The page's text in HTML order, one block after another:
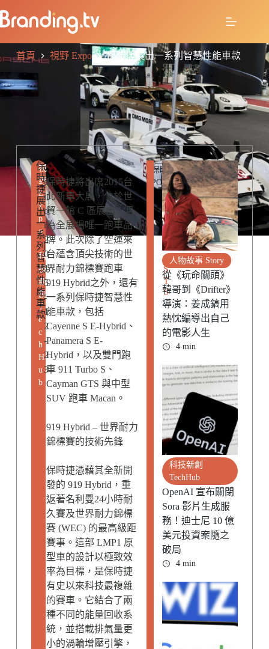
首頁 視野 Expo 保時捷展出一系列智慧性能車款
視
野
E
x
p
o
,
科
技
新
創
T
e
c
h
H
u
b
保
時
捷
展
出
一
系
列
智
慧
性
能
車
款
e
d
it
o
r
2
0
1
5
-
1
2
-
2
3
保時捷將出席2015台
北新車大展，位於世
貿一館 C 區展出，且
為全展場唯一跑車品
牌。此次除了空運來
台蘊含頂尖技術的世
界耐力錦標賽跑車
919 Hybrid之外，還有
一系列保時捷智慧性
能車款，包括
Cayenne S E-Hybrid、
Panamera S E-
Hybrid，以及雙門跑
車 911 Turbo S、
Cayman GTS 與中型
SUV 跑車 Macan。
919 Hybrid – 世界耐力
錦標賽的技術先鋒
保時捷憑藉其全新開
發的 919 Hybrid，重
返著名利曼24小時耐
久賽及世界耐力錦標
賽 (WEC) 的最高級距
賽事。這部 LMP1 原
型車的設計以極致效
率為目標，是保時捷
有史以來科技最複雜
的賽車。它結合了兩
種不同的能量回收系
統，並搭載排氣量更
小的渦輪增壓引擎，
保時捷
PORSCHE
R
E
L
A
T
E
D
P
O
S
T
S
人物故事 Story
從《玩命關頭》
韓哥到《Drifter》
導演：姜成鎬用
熱忱編導出自己
的電影人生
4 min
科技新創
TechHub
OpenAI 宣布關閉
Sora 影片生成服
務！迪士尼 10 億
美元投資案隨之
破局
4 min